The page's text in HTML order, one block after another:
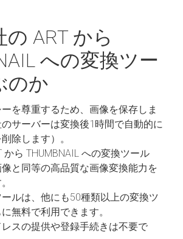
ART から
への変換ツー
のか
を尊重するため、画像を保存しま
サーバーは変換後1時間で自動的に
除します）。
から THUMBNAIL への変換ツール
と同等の高品質な画像変換能力を
ルは、他にも50種類以上の変換ツ
無料で利用できます。
レスの提供や登録手続きは不要で